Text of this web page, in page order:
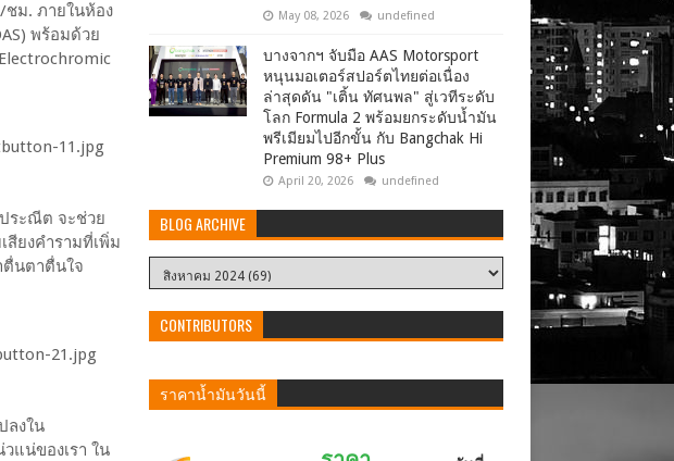
ชม. ภายในห้อง
พร้อมด้วย
ระณีต จะช่วย
สียงคำรามที่เพิ่ม
ตื่นตาตื่นใจ
ลงใน
แน่ของเรา ใน
May 08, 2026 undefined
บางจากฯ จับมือ AAS Motorsport
หนุนมอเตอร์สปอร์ตไทยต่อเนื่อง
ล่าสุดดัน "เติ้น ทัศนพล" สู่เวทีระดับ
โลก Formula 2 พร้อมยกระดับน้ำมัน
พรีเมียมไปอีกขั้น กับ Bangchak Hi
Premium 98+ Plus
April 20, 2026 undefined
BLOG ARCHIVE
CONTRIBUTORS
ราคาน้ำมันวันนี้